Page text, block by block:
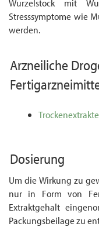
Wurzelstock mit
Stresssymptome wie
werden.
Arzneiliche
Trockenextrakte
Dosierung
Um die Wirkung zu
nur in Form von
Extraktgehalt
Packungsbeilage zu